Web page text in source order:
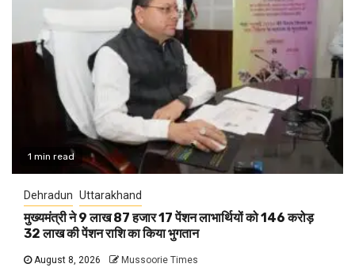
1 min read
Dehradun Uttarakhand
मुख्यमंत्री ने 9 लाख 87 हजार 17 पेंशन लाभार्थियों को 146 करोड़
32 लाख की पेंशन राशि का किया भुगतान
August 8, 2026 Mussoorie Times